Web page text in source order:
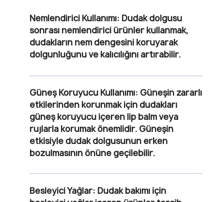
Nemlendirici Kullanımı: Dudak dolgusu
sonrası nemlendirici ürünler kullanmak,
dudakların nem dengesini koruyarak
dolgunluğunu ve kalıcılığını artırabilir.
Güneş Koruyucu Kullanımı: Güneşin zararlı
etkilerinden korunmak için dudakları
güneş koruyucu içeren lip balm veya
rujlarla korumak önemlidir. Güneşin
etkisiyle dudak dolgusunun erken
bozulmasının önüne geçilebilir.
Besleyici Yağlar: Dudak bakımı için